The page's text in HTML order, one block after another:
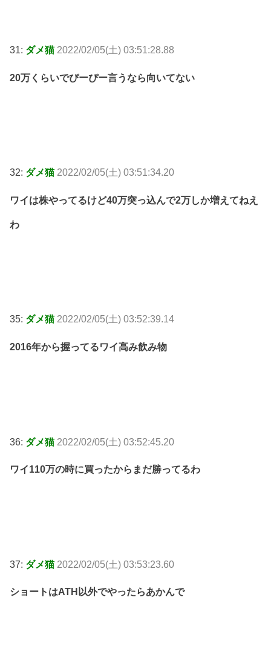
31: ダメ猫 2022/02/05(土) 03:51:28.88
20万くらいでぴーぴー言うなら向いてない
32: ダメ猫 2022/02/05(土) 03:51:34.20
ワイは株やってるけど40万突っ込んで2万しか増えてねえ
わ
35: ダメ猫 2022/02/05(土) 03:52:39.14
2016年から握ってるワイ高み飲み物
36: ダメ猫 2022/02/05(土) 03:52:45.20
ワイ110万の時に買ったからまだ勝ってるわ
37: ダメ猫 2022/02/05(土) 03:53:23.60
ショートはATH以外でやったらあかんで